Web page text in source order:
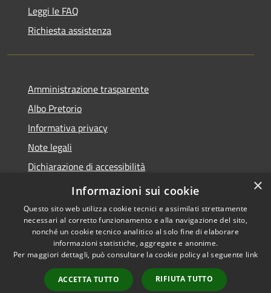
Leggi le FAQ
Richiesta assistenza
Amministrazione trasparente
Albo Pretorio
Informativa privacy
Note legali
Dichiarazione di accessibilità
Informativa Privacy Videosorveglianza
Accessibilità
Copyright © 2026 • Comune di
Valderice • Powered by
Municipium•
Accesso
×
Informazioni sui cookie
Questo sito web utilizza cookie tecnici e assimilati strettamente
necessari al corretto funzionamento e alla navigazione del sito,
nonché un cookie tecnico analitico al solo fine di elaborare
informazioni statistiche, aggregate e anonime.
Per maggiori dettagli, può consultare la cookie policy al seguente link
ACCETTA TUTTO RIFIUTA TUTTO